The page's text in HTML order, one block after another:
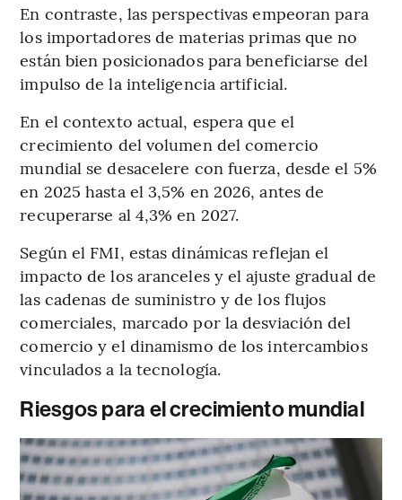
En contraste, las perspectivas empeoran para
los importadores de materias primas que no
están bien posicionados para beneficiarse del
impulso de la inteligencia artificial.
En el contexto actual, espera que el
crecimiento del volumen del comercio
mundial se desacelere con fuerza, desde el 5%
en 2025 hasta el 3,5% en 2026, antes de
recuperarse al 4,3% en 2027.
Según el FMI, estas dinámicas reflejan el
impacto de los aranceles y el ajuste gradual de
las cadenas de suministro y de los flujos
comerciales, marcado por la desviación del
comercio y el dinamismo de los intercambios
vinculados a la tecnología.
Riesgos para el crecimiento mundial